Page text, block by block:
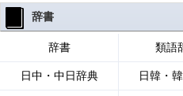
辞書
辞書 類語
日中・中日辞典 日韓・